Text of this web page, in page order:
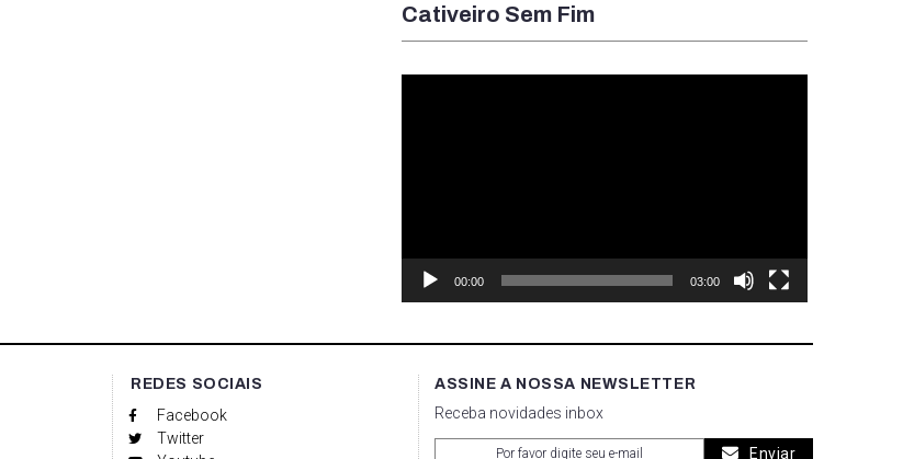
Cativeiro Sem Fim
00:00 03:00
REDES SOCIAIS
Facebook
Twitter
ASSINE A NOSSA NEWSLETTER
Receba novidades inbox
Enviar